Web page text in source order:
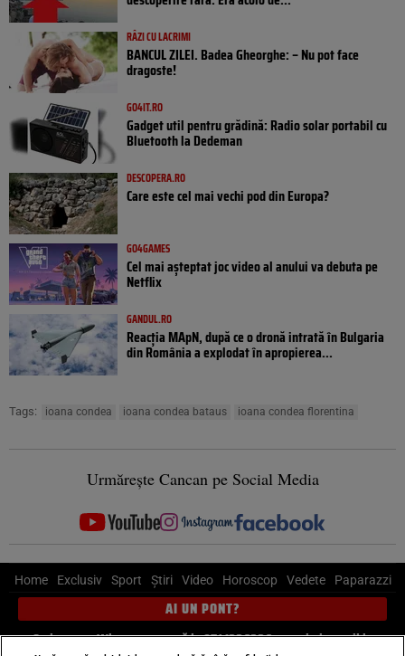
RÂZI CU LACRIMI
BANCUL ZILEI. Badea Gheorghe: – Nu pot face
dragoste!
GO4IT.RO
Gadget util pentru grădină: Radio solar portabil cu
Bluetooth la Dedeman
DESCOPERA.RO
Care este cel mai vechi pod din Europa?
GO4GAMES
Cel mai așteptat joc video al anului va debuta pe
Netflix
GANDUL.RO
Reacția MApN, după ce o dronă intrată în Bulgaria
din România a explodat în apropierea...
Tags: ioana condea ioana condea bataus ioana condea florentina
Urmărește Cancan pe Social Media
Home Exclusiv Sport Știri Video Horoscop Vedete Paparazzi
AI UN PONT?
Scrie-ne pe Whatsapp, sună la 0741226226 sau trimite mail la